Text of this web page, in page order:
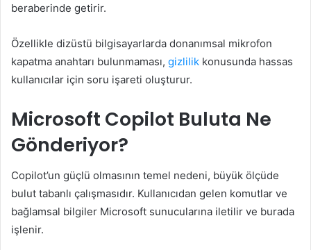
beraberinde getirir.
Özellikle dizüstü bilgisayarlarda donanımsal mikrofon
kapatma anahtarı bulunmaması, gizlilik konusunda hassas
kullanıcılar için soru işareti oluşturur.
Microsoft Copilot Buluta Ne
Gönderiyor?
Copilot’un güçlü olmasının temel nedeni, büyük ölçüde
bulut tabanlı çalışmasıdır. Kullanıcıdan gelen komutlar ve
bağlamsal bilgiler Microsoft sunucularına iletilir ve burada
işlenir.